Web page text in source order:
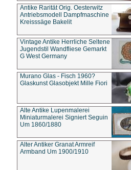
Antike Rarität Orig. Oesterwitz
Antriebsmodell Dampfmaschine
Kreisssäge Bakelit
Vintage Antike Herrliche Seltene
Jugendstil Wandfliese Gemarkt
G West Germany
Murano Glas - Fisch 1960?
Glaskunst Glasobjekt Mille Fiori
Alte Antike Lupenmalerei
Miniaturmalerei Signiert Seguin
Um 1860/1880
Alter Antiker Granat Armreif
Armband Um 1900/1910